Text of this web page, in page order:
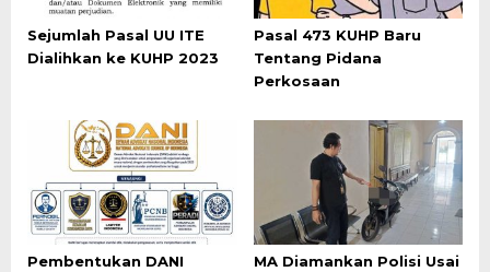
Sejumlah Pasal UU ITE
Dialihkan ke KUHP 2023
Pasal 473 KUHP Baru
Tentang Pidana
Perkosaan
Pembentukan DANI
MA Diamankan Polisi Usai